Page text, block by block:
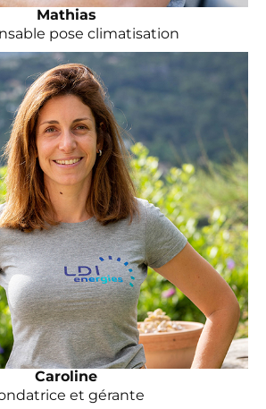
Mathias
pose climatisation
Caroline
et gérante